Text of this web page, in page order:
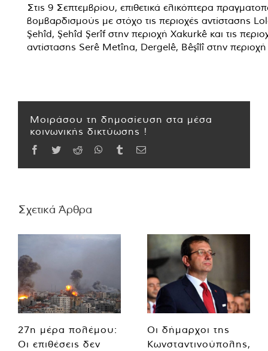
Στις 9 Σεπτεμβρίου, επιθετικά ελικόπτερα
βομβαρδισμούς με στόχο τις περιοχές αντίστασης
Şehîd, Şehîd Şerîf στην περιοχή Xakurkê και τις
αντίστασης Serê Metîna, Dergelê, Bêşîlî στην
Μοιράσου τη δημοσίευση στα μέσα
κοινωνικής δικτύωσης !
Facebook
TwitterReddit WhatsApp
TumblrEmail
Σχετικά Άρθρα
27η μέρα πολέμου:
Οι επιθέσεις δεν
Οι δήμαρχοι της
Κωνσταντινούπολης,